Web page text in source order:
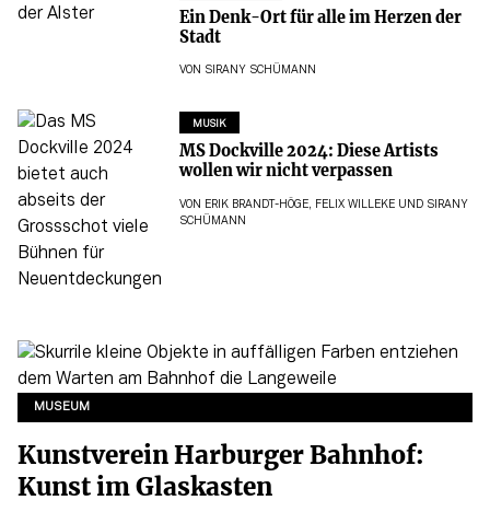
Ein Denk-Ort für alle im Herzen der
Stadt
VON SIRANY SCHÜMANN
MUSIK
MS Dockville 2024: Diese Artists
wollen wir nicht verpassen
VON ERIK BRANDT-HÖGE, FELIX WILLEKEUND SIRANY
SCHÜMANN
MUSEUM
Kunstverein Harburger Bahnhof:
Kunst im Glaskasten